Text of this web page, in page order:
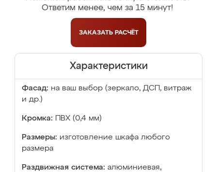
Ответим менее, чем за 15 минут!
ЗАКАЗАТЬ РАСЧЁТ
Характеристики
Фасад: на ваш выбор (зеркало, ДСП, витраж
и др.)
Кромка: ПВХ (0,4 мм)
Размеры: изготовление шкафа любого
размера
Раздвижная система: алюминиевая,